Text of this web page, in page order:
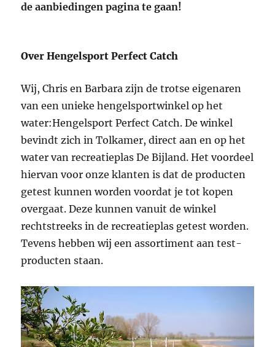
de aanbiedingen pagina te gaan!
Over Hengelsport Perfect Catch
Wij, Chris en Barbara zijn de trotse eigenaren
van een unieke hengelsportwinkel op het
water:Hengelsport Perfect Catch. De winkel
bevindt zich in Tolkamer, direct aan en op het
water van recreatieplas De Bijland. Het voordeel
hiervan voor onze klanten is dat de producten
getest kunnen worden voordat je tot kopen
overgaat. Deze kunnen vanuit de winkel
rechtstreeks in de recreatieplas getest worden.
Tevens hebben wij een assortiment aan test-
producten staan.